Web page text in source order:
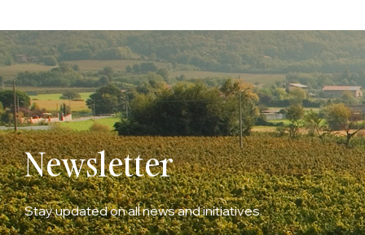
Newsletter
Stay updated on all news and initiatives.